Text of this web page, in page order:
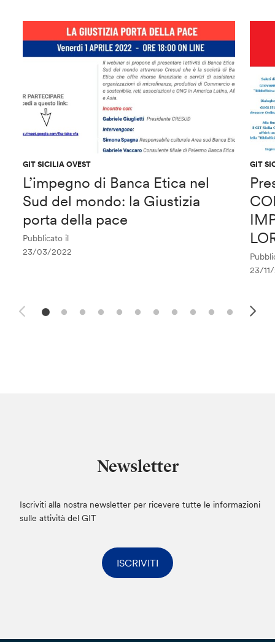
GIT SICILIA OVEST
L’impegno di Banca Etica nel
Sud del mondo: la Giustizia
porta della pace
Pubblicato il
23/03/2022
GIT
23/
Newsletter
Iscriviti alla nostra newsletter per ricevere tutte le informazioni
sulle attività del GIT
ISCRIVITI